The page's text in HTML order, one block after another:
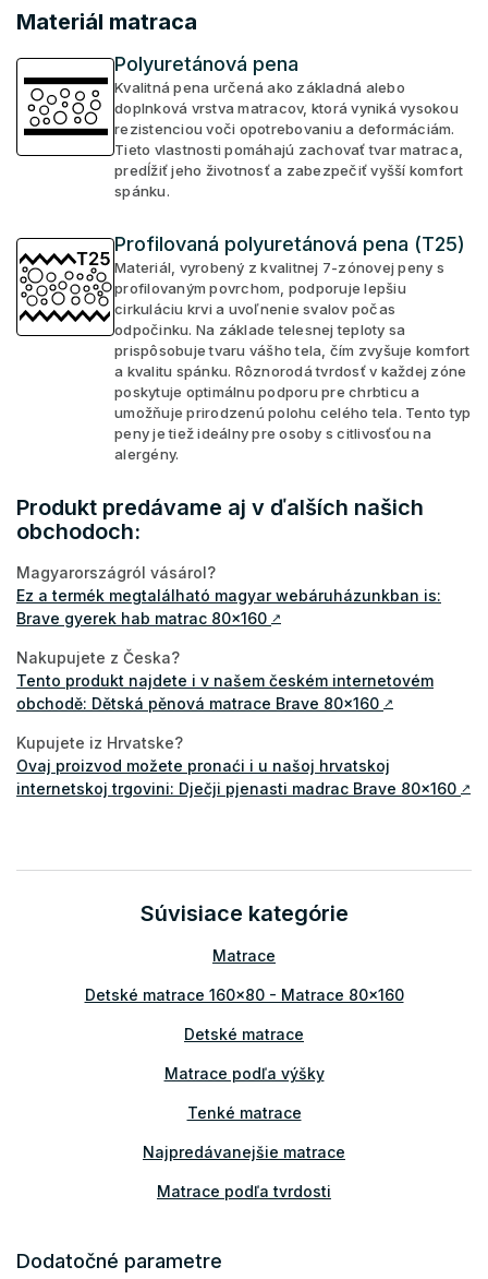
Materiál matraca
Polyuretánová pena
Kvalitná pena určená ako základná alebo
doplnková vrstva matracov, ktorá vyniká vysokou
rezistenciou voči opotrebovaniu a deformáciám.
Tieto vlastnosti pomáhajú zachovať tvar matraca,
predĺžiť jeho životnosť a zabezpečiť vyšší komfort
spánku.
Profilovaná polyuretánová pena (T25)
Materiál, vyrobený z kvalitnej 7-zónovej peny s
profilovaným povrchom, podporuje lepšiu
cirkuláciu krvi a uvoľnenie svalov počas
odpočinku. Na základe telesnej teploty sa
prispôsobuje tvaru vášho tela, čím zvyšuje komfort
a kvalitu spánku. Rôznorodá tvrdosť v každej zóne
poskytuje optimálnu podporu pre chrbticu a
umožňuje prirodzenú polohu celého tela. Tento typ
peny je tiež ideálny pre osoby s citlivosťou na
alergény.
Produkt predávame aj v ďalších našich
obchodoch:
Magyarországról vásárol?
Ez a termék megtalálható magyar webáruházunkban is:
Brave gyerek hab matrac 80x160 ↗
Nakupujete z Česka?
Tento produkt najdete i v našem českém internetovém
obchodě: Dětská pěnová matrace Brave 80x160 ↗
Kupujete iz Hrvatske?
Ovaj proizvod možete pronaći i u našoj hrvatskoj
internetskoj trgovini: Dječji pjenasti madrac Brave 80x160 ↗
Súvisiace kategórie
Matrace
Detské matrace 160x80 - Matrace 80x160
Detské matrace
Matrace podľa výšky
Tenké matrace
Najpredávanejšie matrace
Matrace podľa tvrdosti
Detské matrace podľa materiálu
Dodatočné parametre